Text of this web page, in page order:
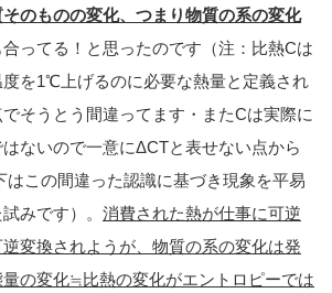
のものの変化、つまり物質の系の変化
ってる！と思ったのです（注：比熱Cは
を1℃上げるのに必要な熱量と定義され
そうとう間違ってます・またCは実際に
ないので一意にΔCTと表せない点から
はこの間違った認識に基づき現象を平易
みです）。 消費された熱が仕事に可逆
変換されようが、物質の系の変化は発
の変化≒比熱の変化がエントロピーでは